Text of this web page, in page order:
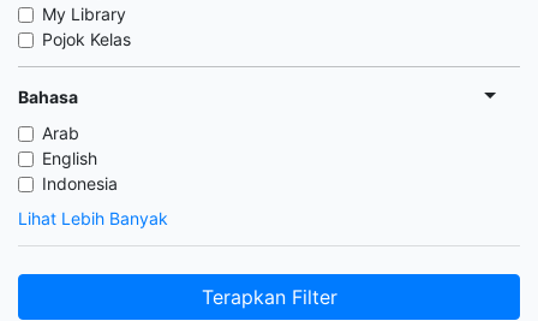
My Library
Pojok Kelas
Bahasa
Arab
English
Indonesia
Lihat Lebih Banyak
Terapkan Filter